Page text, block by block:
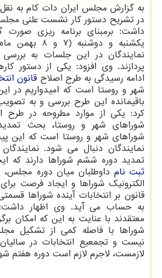
به گزارش مجلس ایران دات کام به نقل
در تشریح دستور کار نشست علنی مجلس
داشت: برمبنای برنامه ریزی صورت
یکشنبه و
نمایندگان در این جلسات به بررسی
پردازند. وی افزود: یکی از دستور
ادامه رسیدگی به طرح اصلاح قانون
شهر و روستا است که امیدواریم در
باقیمانده این طرح بررسی و به
کرد: یکی از موارد مطروحه در طرح
شوراهای شهر و روستا، بحث
شوراهای شهر و روستا است که این
نمایندگان دنبال می شود.
تمدید دوره ششم شوراها دارند که
ثبت نام داوطلبان میان دوره مجلس،
الکترونیک شوراها و ایجاد فرصت
قانون بر انتخابات آینده شوراها
به حساب می آید. وی اظهار داشت:
معتقدند با عنایت به این که امکان
شوراها با فاصله کمی از تشکیل
نیست و تجمعیع انتخابات در
لازمست، لاجرم لازم است دوره هفتم